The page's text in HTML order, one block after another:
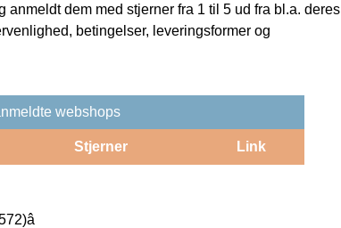
dem med stjerner fra 1 til 5 ud fra bl.a. deres
betingelser, leveringsformer og
webshops
Stjerner Link